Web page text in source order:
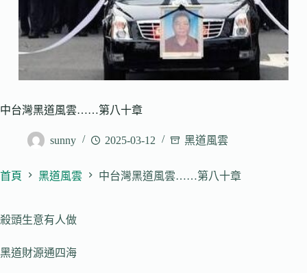
中台灣黑道風雲……第八十章
sunny 2025-03-12 黑道風雲
首頁 黑道風雲 中台灣黑道風雲……第八十章
殺頭生意有人做
黑道財源通四海